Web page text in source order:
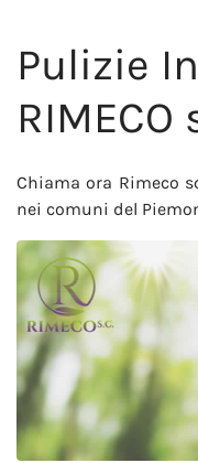
Pulizie
RIMECO
Chiama ora Rimeco
nei comuni del